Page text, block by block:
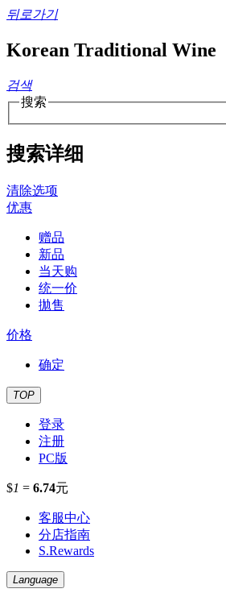
뒤로가기
Korean Traditional Wine
검색
搜索
搜索详细
清除选项
优惠
赠品
新品
当天购
统一价
拋售
价格
确定
TOP
登录
注册
PC版
$1 = 6.74元
客服中心
分店指南
S.Rewards
Language